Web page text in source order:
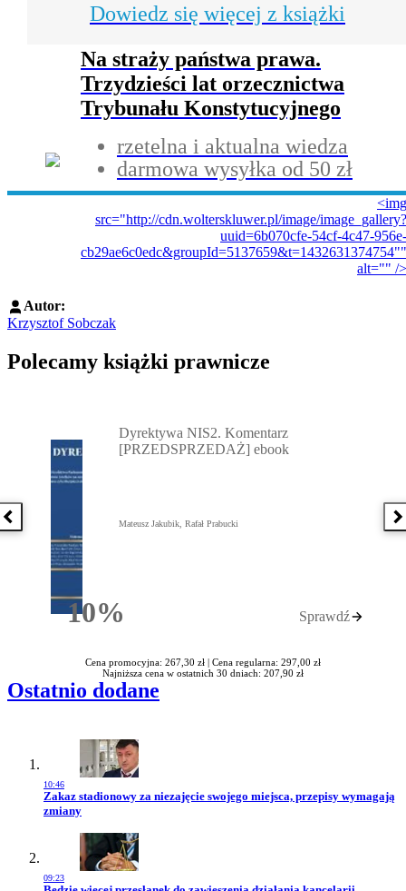
Dowiedz się więcej z książki
Na straży państwa prawa.
Trzydzieści lat orzecznictwa
Trybunału Konstytucyjnego
rzetelna i aktualna wiedza
darmowa wysyłka od 50 zł
<img
src="http://cdn.wolterskluwer.pl/image/image_gallery?
uuid=6b070cfe-54cf-4c47-956e-
cb29ae6c0edc&groupId=5137659&t=1432631374754""
alt="" />
Autor:
Krzysztof Sobczak
Polecamy książki prawnicze
Poprzednia książka
10%Rabatu
Dyrektywa NIS2. Komentarz
[PRZEDSPRZEDAŻ] ebook
Mateusz Jakubik, Rafał Prabucki
Sprawdź
Cena promocyjna: 267,30 zł | Cena regularna: 297,00 zł
Najniższa cena w ostatnich 30 dniach: 207,90 zł
Ostatnio dodane
10:46
Przejdź do artykułu:
Zakaz stadionowy za niezajęcie swojego miejsca, przepisy wymagają
zmiany
09:23